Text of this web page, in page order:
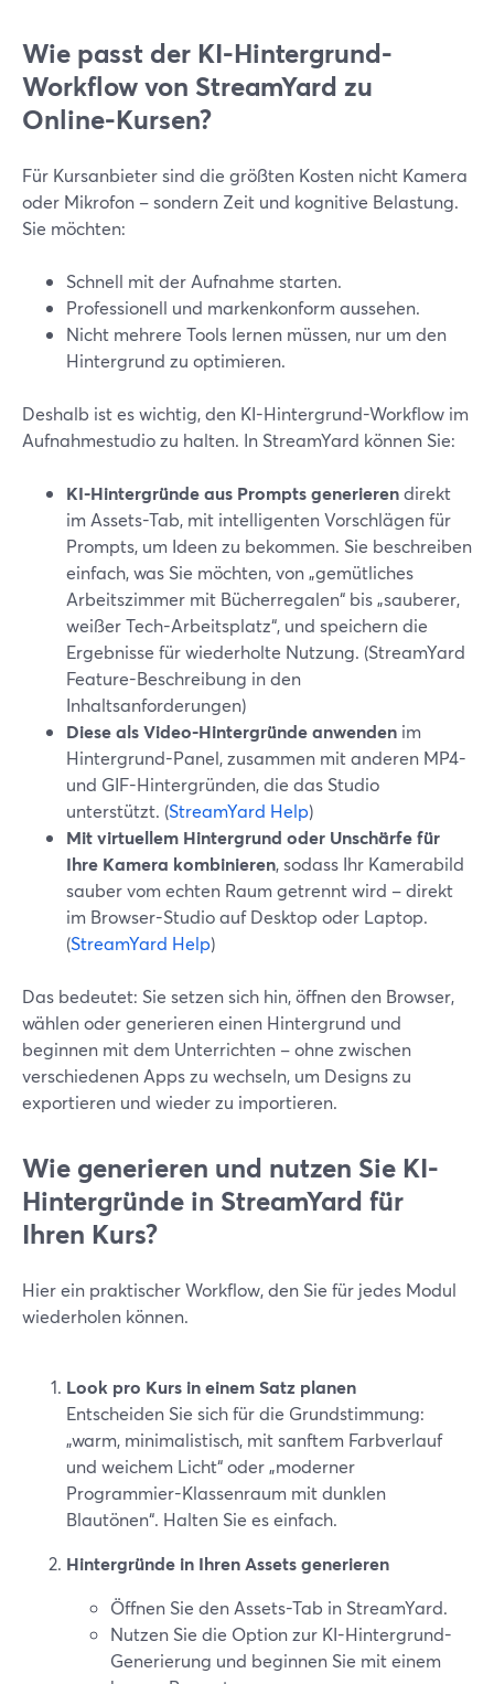
Wie passt der KI-Hintergrund-
Workflow von StreamYard zu
Online-Kursen?
Für Kursanbieter sind die größten Kosten nicht Kamera
oder Mikrofon – sondern Zeit und kognitive Belastung.
Sie möchten:
Schnell mit der Aufnahme starten.
Professionell und markenkonform aussehen.
Nicht mehrere Tools lernen müssen, nur um den
Hintergrund zu optimieren.
Deshalb ist es wichtig, den KI-Hintergrund-Workflow im
Aufnahmestudio zu halten. In StreamYard können Sie:
KI-Hintergründe aus Prompts generierendirekt
im Assets-Tab, mit intelligenten Vorschlägen für
Prompts, um Ideen zu bekommen. Sie beschreiben
einfach, was Sie möchten, von „gemütliches
Arbeitszimmer mit Bücherregalen“ bis „sauberer,
weißer Tech-Arbeitsplatz“, und speichern die
Ergebnisse für wiederholte Nutzung. (StreamYard
Feature-Beschreibung in den
Inhaltsanforderungen)
Diese als Video-Hintergründe anwenden im
Hintergrund-Panel, zusammen mit anderen MP4-
und GIF-Hintergründen, die das Studio
unterstützt. (StreamYard Help)
Mit virtuellem Hintergrund oder Unschärfe für
Ihre Kamera kombinieren, sodass Ihr Kamerabild
sauber vom echten Raum getrennt wird – direkt
im Browser-Studio auf Desktop oder Laptop.
(StreamYard Help)
Das bedeutet: Sie setzen sich hin, öffnen den Browser,
wählen oder generieren einen Hintergrund und
beginnen mit dem Unterrichten – ohne zwischen
verschiedenen Apps zu wechseln, um Designs zu
exportieren und wieder zu importieren.
Wie generieren und nutzen Sie KI-
Hintergründe in StreamYard für
Ihren Kurs?
Hier ein praktischer Workflow, den Sie für jedes Modul
wiederholen können.
Look pro Kurs in einem Satz planen
Entscheiden Sie sich für die Grundstimmung:
„warm, minimalistisch, mit sanftem Farbverlauf
und weichem Licht“ oder „moderner
Programmier-Klassenraum mit dunklen
Blautönen“. Halten Sie es einfach.
Hintergründe in Ihren Assets generieren
Öffnen Sie den Assets-Tab in StreamYard.
Nutzen Sie die Option zur KI-Hintergrund-
Generierung und beginnen Sie mit einem